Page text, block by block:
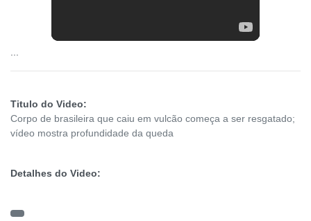
Titulo do Video:
Corpo de brasileira que caiu em vulcão começa a ser resgatado;
vídeo mostra profundidade da queda
Detalhes do Video: